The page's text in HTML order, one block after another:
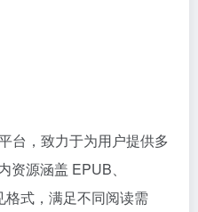
台，致力于为用户提供多
源涵盖 EPUB、
式，满足不同阅读需